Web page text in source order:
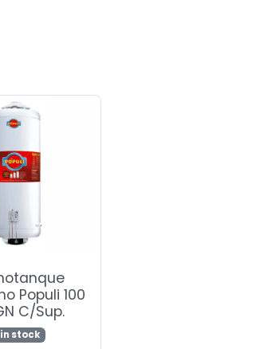
Populi 100
C/Sup.
stock